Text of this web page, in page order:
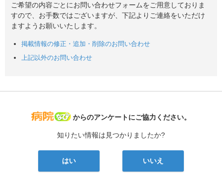
ご希望の内容ごとにお問い合わせフォームをご用意しておりま
すので、お手数ではございますが、下記よりご連絡をいただけ
ますようお願いいたします。
掲載情報の修正・追加・削除のお問い合わせ
上記以外のお問い合わせ
病院なび
からのアンケートにご協力ください。
知りたい情報は見つかりましたか?
はい いいえ